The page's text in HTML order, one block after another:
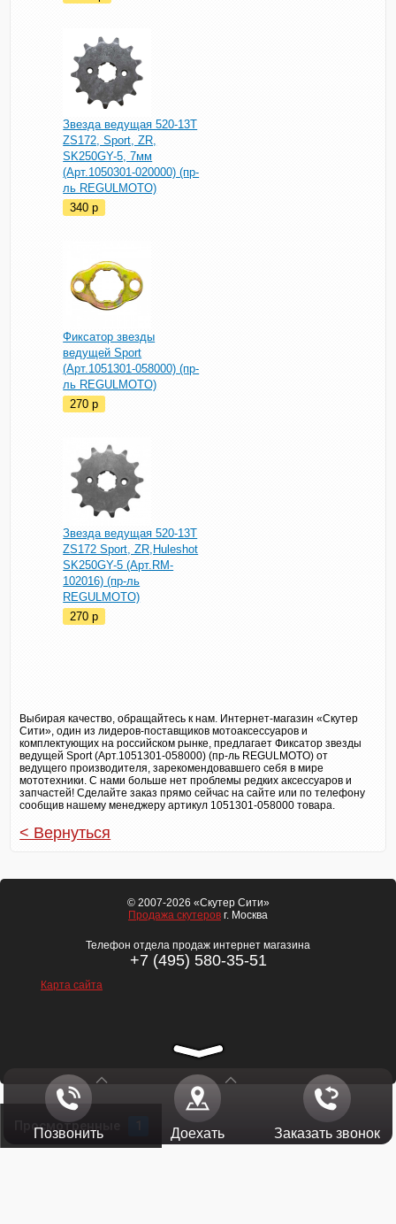
Звезда ведущая 520-13T
ZS172, Sport, ZR,
SK250GY-5, 7мм
(Арт.1050301-020000) (пр-
ль REGULMOTO)
340p
Фиксатор звезды
ведущей Sport
(Арт.1051301-058000) (пр-
ль REGULMOTO)
270p
Звезда ведущая 520-13T
ZS172 Sport, ZR,Huleshot
SK250GY-5 (Арт.RM-
102016) (пр-ль
REGULMOTO)
270p
Выбирая качество, обращайтесь к нам. Интернет-магазин «Скутер
Сити», один из лидеров-поставщиков мотоаксессуаров и
комплектующих на российском рынке, предлагает Фиксатор звезды
ведущей Sport (Арт.1051301-058000) (пр-ль REGULMOTO) от
ведущего производителя, зарекомендовавшего себя в мире
мототехники. С нами больше нет проблемы редких аксессуаров и
запчастей! Сделайте заказ прямо сейчас на сайте или по телефону
сообщив нашему менеджеру артикул 1051301-058000 товара.
< Вернуться
Просмотренные
© 2007-2026 «Скутер Сити»
Продажа скутеров г. Москва
Телефон отдела продаж интернет магазина
+7 (495) 580-35-51
Карта сайта
Позвонить Доехать Заказать звонок